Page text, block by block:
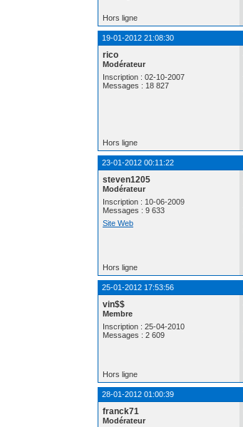
Hors ligne
19-01-2012 21:08:30
rico
Modérateur
Inscription : 02-10-2007
Messages : 18 827
Hors ligne
23-01-2012 00:11:22
steven1205
Modérateur
Inscription : 10-06-2009
Messages : 9 633
Site Web
Hors ligne
25-01-2012 17:53:56
vin$$
Membre
Inscription : 25-04-2010
Messages : 2 609
Hors ligne
28-01-2012 01:00:39
franck71
Modérateur